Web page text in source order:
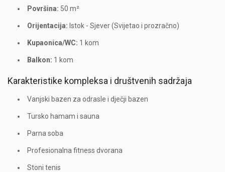
Površina: 50 m²
Orijentacija: Istok - Sjever (Svijetao i prozračno)
Kupaonica/WC: 1 kom
Balkon: 1 kom
Karakteristike kompleksa i društvenih sadržaja
Vanjski bazen za odrasle i dječji bazen
Tursko hamam i sauna
Parna soba
Profesionalna fitness dvorana
Stoni tenis